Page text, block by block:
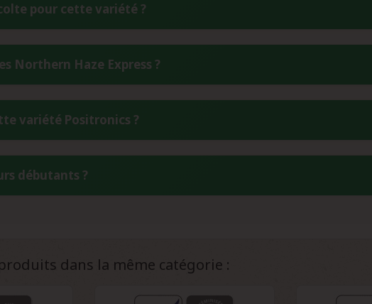
Lights, la complexité Sativa des Haze et les propriétés autoflorissantes
pour cette variété ?
de la génétique Ruderalis, permettant une floraison automatique
Northern Haze Express ?
à l'abri de la lumière. Un réfrigérateur avec des sachets dessiccants
variété Positronics ?
de bois oriental, de résine et de pin, créant un profil olfactif
débutants ?
des variétés Sativa dans un format plus accessible.
dans la même catégorie :